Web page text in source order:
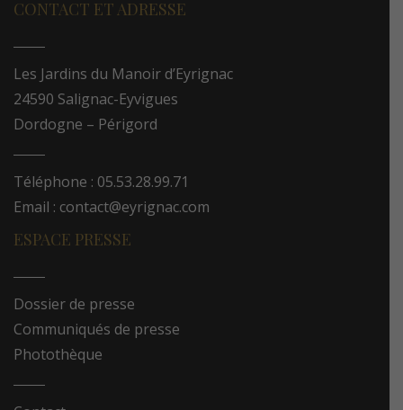
CONTACT ET ADRESSE
Les Jardins du Manoir d’Eyrignac
24590 Salignac-Eyvigues
Dordogne – Périgord
Téléphone : 05.53.28.99.71
Email : contact@eyrignac.com
ESPACE PRESSE
Dossier de presse
Communiqués de presse
Photothèque